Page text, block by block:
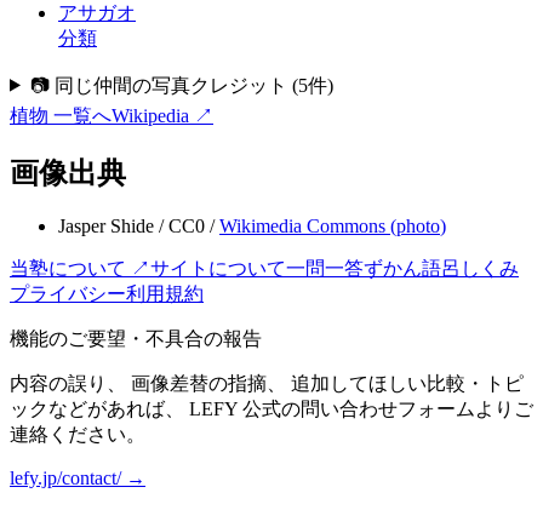
アサガオ
分類
📷 同じ仲間の写真クレジット (5件)
植物 一覧へWikipedia ↗
画像出典
Jasper Shide /CC0 / Wikimedia Commons (photo)
当塾について ↗サイトについて一問一答ずかん語呂 しくみ
プライバシー利用規約
機能のご要望・不具合の報告
内容の誤り、 画像差替の指摘、 追加してほしい比較・トピ
ックなどがあれば、 LEFY 公式の問い合わせフォームよりご
連絡ください。
lefy.jp/contact/ →